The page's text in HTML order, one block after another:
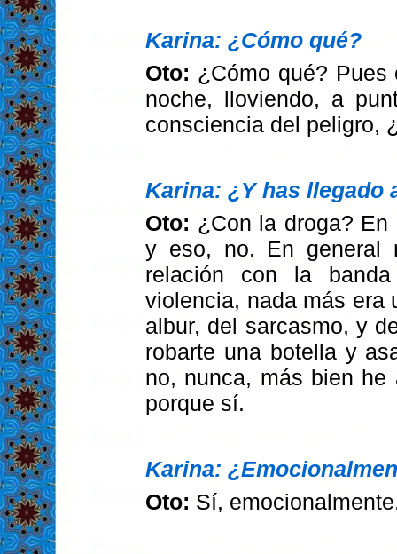
Karina: ¿Cómo qué?
Oto: ¿Cómo qué?
noche, lloviendo, a
consciencia del peligro,
Karina: ¿Y has llegado
Oto: ¿Con la droga?
y eso, no. En general
relación con la
violencia, nada más era
albur, del sarcasmo, y
robarte una botella y
no, nunca, más bien
porque sí.
Karina:
Oto: Sí,